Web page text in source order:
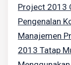
Project 2013
Pengenalan
Manajemen
2013 Tatap